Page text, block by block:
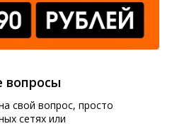
вопросы
свой вопрос, просто
сетях или